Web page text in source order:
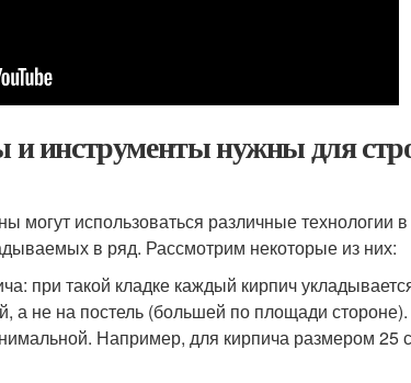
и инструменты нужны для
могут использоваться различные
в ряд. Рассмотрим некоторые из них:
при такой кладке каждый кирпич
а не на постель (большей по площади
Например, для кирпича размером